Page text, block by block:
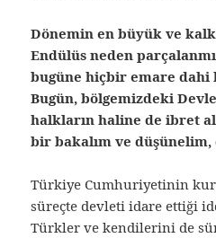
Dönemin en büyük ve
Endülüs neden
bugüne hiçbir emare dahi
Bugün, bölgemizdeki
halkların haline de ibret
bir bakalım ve
Türkiye Cumhuriyetinin
süreçte devleti idare ettiği
Türkler ve kendilerini de